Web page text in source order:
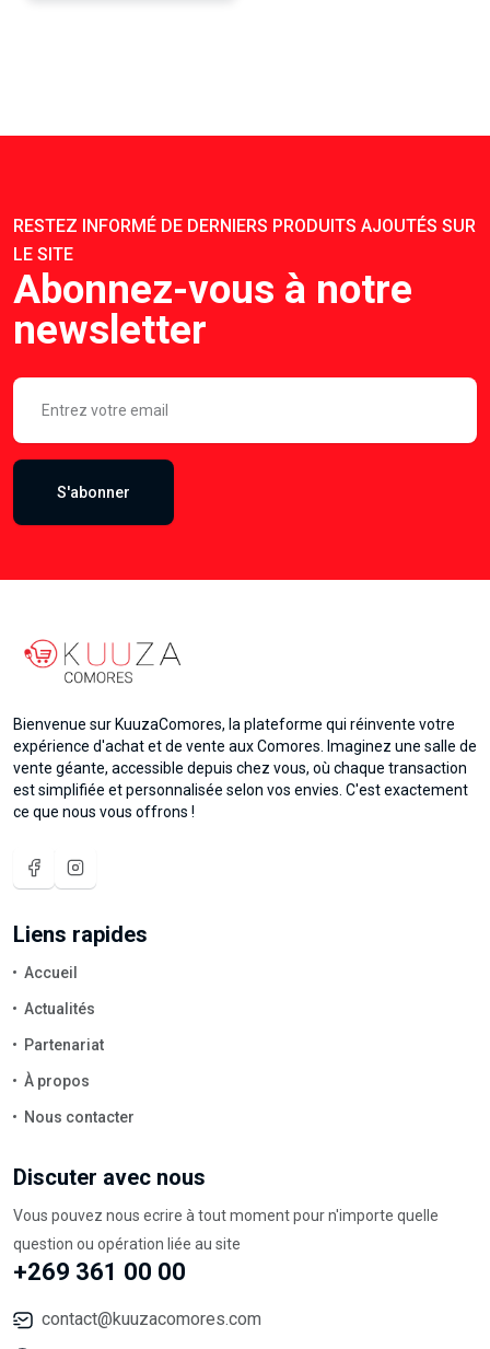
RESTEZ INFORMÉ DE DERNIERS PRODUITS AJOUTÉS SUR
LE SITE
Abonnez-vous à notre
newsletter
S'abonner
Bienvenue sur KuuzaComores, la plateforme qui réinvente votre
expérience d'achat et de vente aux Comores. Imaginez une salle de
vente géante, accessible depuis chez vous, où chaque transaction
est simplifiée et personnalisée selon vos envies. C'est exactement
ce que nous vous offrons !
Liens rapides
Accueil
Actualités
Partenariat
À propos
Nous contacter
Discuter avec nous
Vous pouvez nous ecrire à tout moment pour n'importe quelle
question ou opération liée au site
+269 361 00 00
contact@kuuzacomores.com